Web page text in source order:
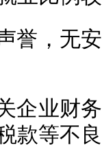
誉，无
企业财
款等不